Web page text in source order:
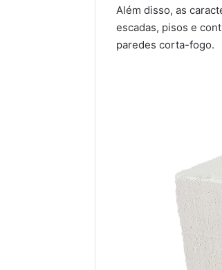
Além disso, as
escadas, pisos e
paredes corta-fogo.